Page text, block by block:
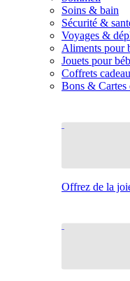
Soins & bain
Sécurité &
Voyages &
Aliments pour
Jouets pour
Coffrets
Bons & Cartes
Offrez de la